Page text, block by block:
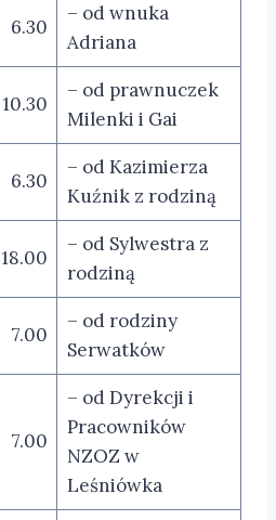
6.30
– od wnuka
Adriana
10.30
– od prawnuczek
Milenki i Gai
6.30
– od Kazimierza
Kuźnik z rodziną
18.00
– od Sylwestra z
rodziną
7.00
– od rodziny
Serwatków
7.00
– od Dyrekcji i
Pracowników
NZOZ w
Leśniówka